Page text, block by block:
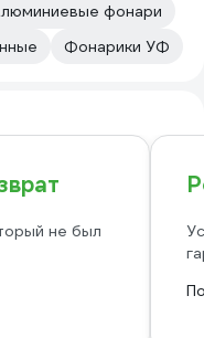
фонари
Фонарики УФ
не был